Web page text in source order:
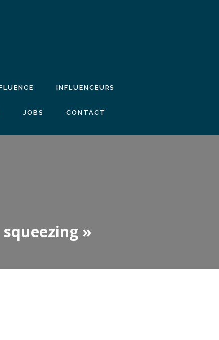
INFLUENCEURS
JOBS CONTACT
»